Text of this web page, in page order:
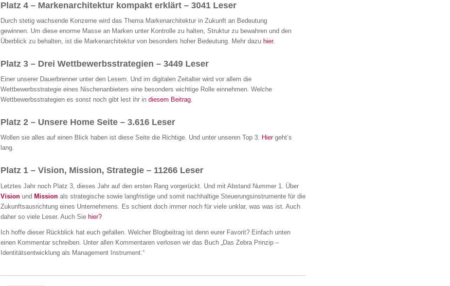
Platz 4 – Markenarchitektur kompakt erklärt – 3041 Leser
Durch stetig wachsende Konzerne wird das Thema Markenarchitektur in Zukunftan Bedeutung
gewinnen. Um diese enorme Masse an Marken unter Kontrolle zu halten, Struktur zu bewahren und den
Überblick zu behalten, ist die Markenarchitektur von besonders hoher Bedeutung. Mehr dazu hier.
Platz 3 – Drei Wettbewerbsstrategien – 3449 Leser
Einer unserer Dauerbrenner unter den Lesern. Und im digitalen Zeitalter wird vor allem die
Wettbewerbsstrategie eines Nischenanbieters eine besonders wichtige Rolle einnehmen. Welche
Wettbewerbsstrategien es sonst noch gibt lest ihr in diesem Beitrag.
Platz 2 – Unsere Home Seite – 3.616 Leser
Wollen sie alles auf einen Blick haben ist diese Seite die Richtige. Und unter unseren Top 3. Hiergeht’s
lang.
Platz 1 – Vision, Mission, Strategie – 11266 Leser
Letztes Jahr noch Platz 3, dieses Jahr auf den ersten Rang vorgerückt. Und mit Abstand Nummer 1. Über
Visionund Missionals strategische sowie langfristige und somit nachhaltige Steuerungsinstrumente für die
Zukunftsausrichtung eines Unternehmens. Es schient doch immer noch für viele unklar, was was ist. Auch
daher so viele Leser. Auch Sie hier?
Ich hoffe dieser Rückblick hat euch gefallen. Welcher Blogbeitrag ist denn eurer Favorit? Einfach unten
einen Kommentar schreiben. Unter allen Kommentaren verlosen wir das Buch „Das Zebra Prinzip –
Identitätsentwicklung als Management Instrument.“